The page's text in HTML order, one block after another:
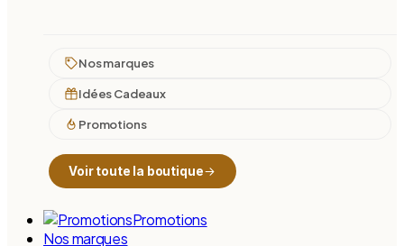
Nos marques
Idées Cadeaux
Promotions
Voir toute la boutique
Promotions
Nos marques